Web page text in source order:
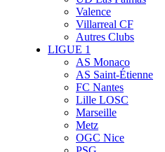
Valence
Villarreal CF
Autres Clubs
LIGUE 1
AS Monaco
AS Saint-Étienne
FC Nantes
Lille LOSC
Marseille
Metz
OGC Nice